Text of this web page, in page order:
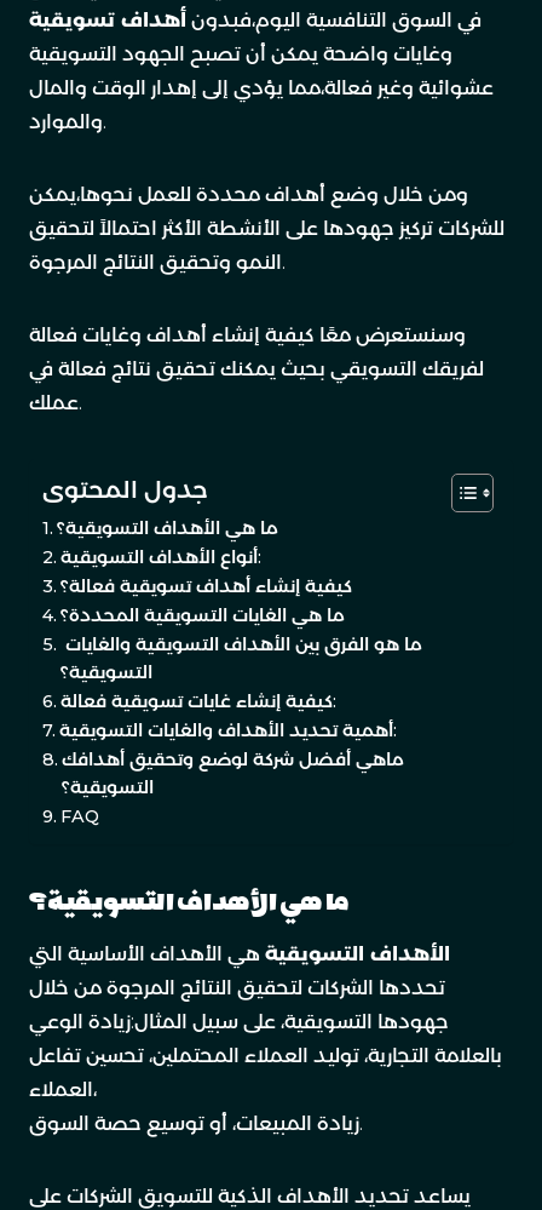
في السوق التنافسية اليوم،فبدون أهداف تسويقية
وغايات واضحة يمكن أن تصبح الجهود التسويقية
عشوائية وغير فعالة،مما يؤدي إلى إهدار الوقت والمال
والموارد.
ومن خلال وضع أهداف محددة للعمل نحوها،يمكن
للشركات تركيز جهودها على الأنشطة الأكثر احتمالاً لتحقيق
النمو وتحقيق النتائج المرجوة.
وسنستعرض معًا كيفية إنشاء أهداف وغايات فعالة
لفريقك التسويقي بحيث يمكنك تحقيق نتائج فعالة في
عملك.
جدول المحتوى
ما هي الأهداف التسويقية؟
أنواع الأهداف التسويقية:
كيفية إنشاء أهداف تسويقية فعالة؟
ما هي الغايات التسويقية المحددة؟
ما هو الفرق بين الأهداف التسويقية والغايات
التسويقية؟
كيفية إنشاء غايات تسويقية فعالة:
أهمية تحديد الأهداف والغايات التسويقية:
ماهي أفضل شركة لوضع وتحقيق أهدافك
التسويقية؟
FAQ
الأهداف التسويقية هي الأهداف الأساسية التي
تحددها الشركات لتحقيق النتائج المرجوة من خلال
جهودها التسويقية، على سبيل المثال:زيادة الوعي
بالعلامة التجارية، توليد العملاء المحتملين، تحسين تفاعل
العملاء،
زيادة المبيعات، أو توسيع حصة السوق.
يساعد تحديد الأهداف الذكية للتسويق الشركات على